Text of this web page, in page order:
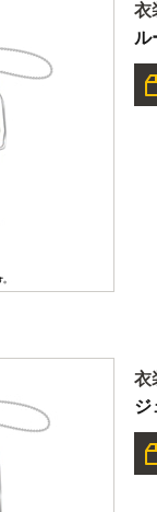
衣
ル
衣
ジ